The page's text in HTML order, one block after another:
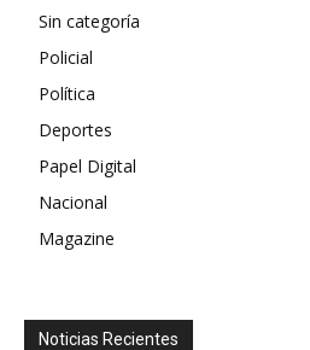
Sin categoría
Policial
Política
Deportes
Papel Digital
Nacional
Magazine
Noticias Recientes